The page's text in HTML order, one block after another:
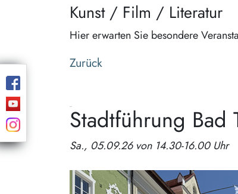
Kunst / Film / Literatur
Hier erwarten Sie besondere
Zurück
Stadtführung Bad
Sa., 05.09.26 von 14.30-16.00 Uhr